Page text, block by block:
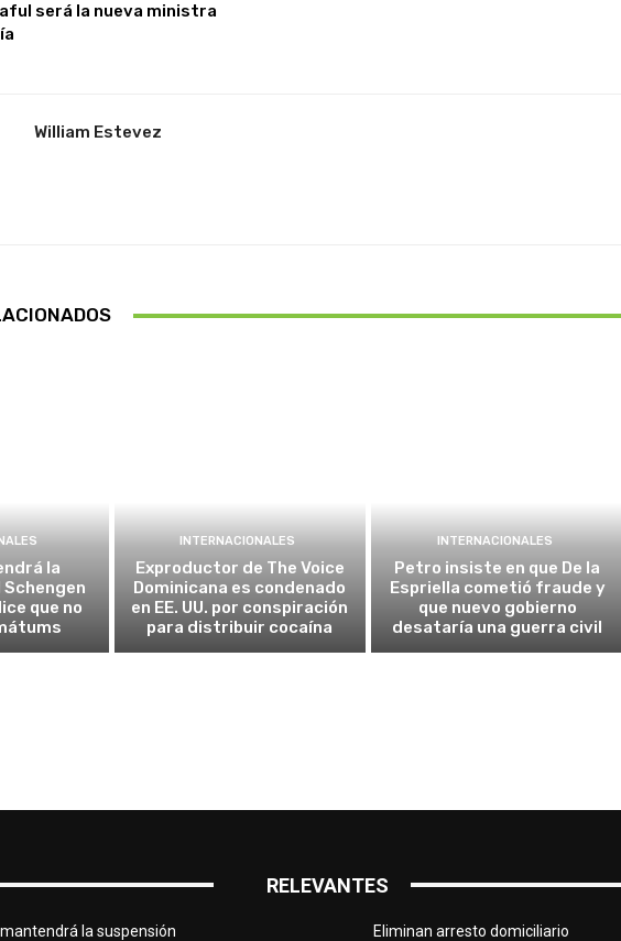
será la nueva ministra
William Estevez
la
que no
INTERNACIONALES
Exproductor de The Voice
Dominicana es condenado
en EE. UU. por conspiración
para distribuir cocaína
INTERNACIONALES
Petro insiste en que De la
Espriella cometió fraude y
que nuevo gobierno
desataría una guerra civil
la suspensión
RELEVANTES
Eliminan arresto domiciliario